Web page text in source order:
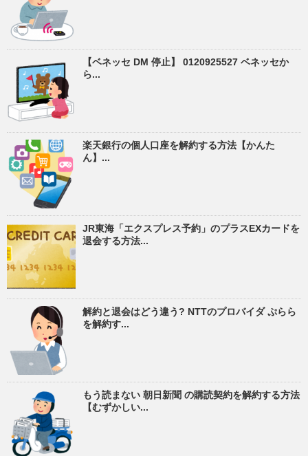
【ベネッセ DM 停止】 0120925527 ベネッセか
ら...
楽天銀行の個人口座を解約する方法【かんた
ん】...
JR東海「エクスプレス予約」のプラスEXカードを
退会する方法...
解約と退会はどう違う? NTTのプロバイダ ぷらら
を解約す...
もう読まない 朝日新聞 の購読契約を解約する方法
【むずかしい...